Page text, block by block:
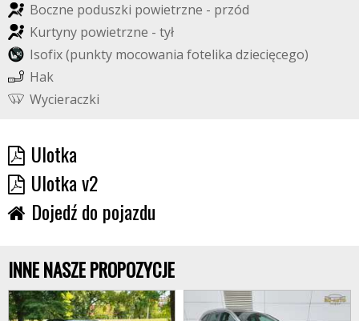
Boczne poduszki powietrzne - przód
Kurtyny powietrzne - tył
Isofix(punkty mocowania fotelika dziecięcego)
Hak
Wycieraczki
Ulotka
Ulotka v2
Dojedź do pojazdu
INNE NASZE PROPOZYCJE